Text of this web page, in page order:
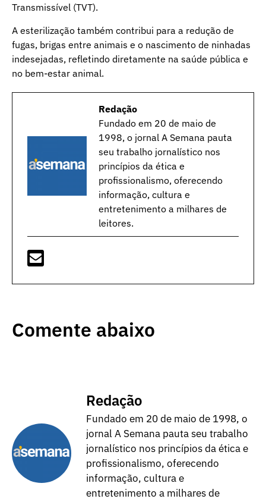
Transmissível (TVT).
A esterilização também contribui para a redução de
fugas, brigas entre animais e o nascimento de ninhadas
indesejadas, refletindo diretamente na saúde pública e
no bem-estar animal.
Redação
Fundado em 20 de maio de
1998, o jornal A Semana pauta
seu trabalho jornalístico nos
princípios da ética e
profissionalismo, oferecendo
informação, cultura e
entretenimento a milhares de
leitores.
Comente abaixo
Redação
Fundado em 20 de maio de 1998, o
jornal A Semana pauta seu trabalho
jornalístico nos princípios da ética e
profissionalismo, oferecendo
informação, cultura e
entretenimento a milhares de